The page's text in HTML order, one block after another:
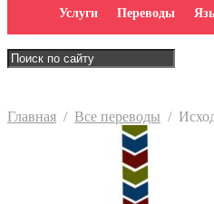
Услуги Переводы
Главная / Все переводы /